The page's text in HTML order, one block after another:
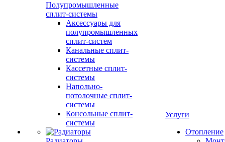
Полупромышленные
сплит-системы
Аксессуары для
полупромышленных
сплит-систем
Канальные сплит-
системы
Кассетные сплит-
системы
Напольно-
потолочные сплит-
системы
Консольные сплит-
системы
Услуги
Отопление